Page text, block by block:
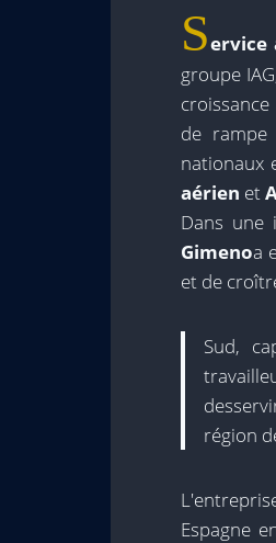
Service
groupe
de rampe
nationaux
aérien et
Dans une
Gimenoa
et de
Sud,
région
Espagne